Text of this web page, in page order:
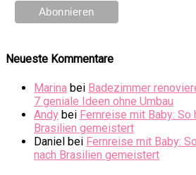
Neueste Kommentare
Marina bei Badezimmer
7 geniale Ideen ohne Umbau
Andy bei Fernreise mit Baby: So
Brasilien gemeistert
Daniel bei Fernreise mit Baby:
nach Brasilien gemeistert